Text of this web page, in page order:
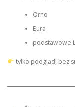
Orno
Eura
podstawowe
tylko podgląd, bez